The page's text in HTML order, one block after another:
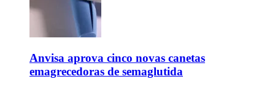
Anvisa aprova cinco novas canetas
emagrecedoras de semaglutida